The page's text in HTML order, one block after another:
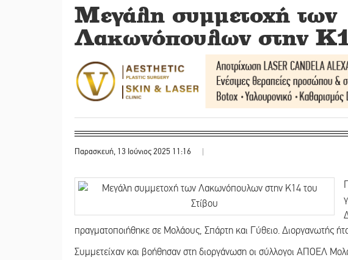
Μεγάλη συμμετοχή των
Λακωνόπουλων στην
Παρασκευή, 13 Ιούνιος 2025 11:16 |
πραγματοποιήθηκε σε Μολάους, Σπάρτη και Γύθειο. Διοργανωτής
Συμμετείχαν και βοήθησαν στη διοργάνωση οι σύλλογοι ΑΠΟΕΛ